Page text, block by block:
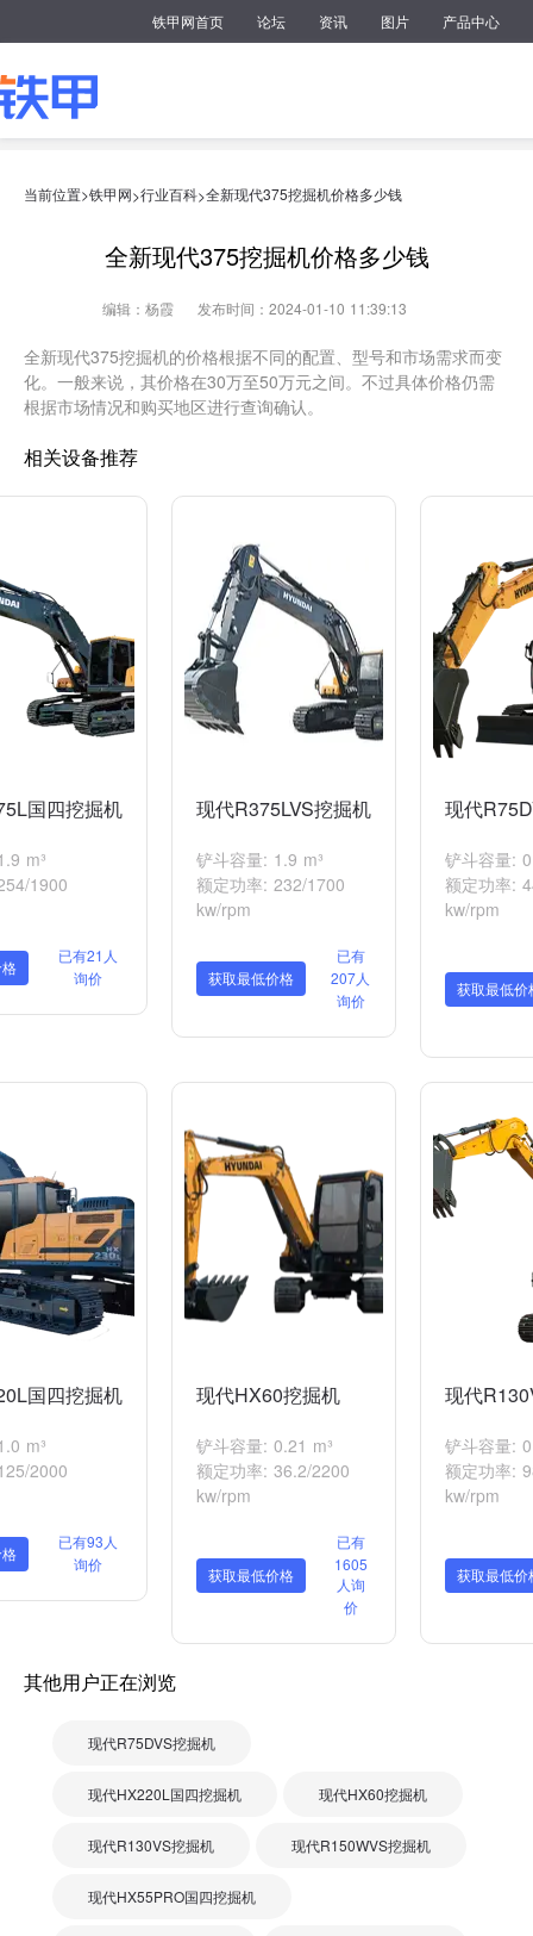
铁甲网首页 论坛 资讯 图片 产品中心
当前位置>铁甲网>行业百科>全新现代375挖掘机价格多少钱
全新现代375挖掘机价格多少钱
编辑：杨霞 发布时间：2024-01-10 11:39:13
全新现代375挖掘机的价格根据不同的配置、型号和市场需求而变
化。一般来说，其价格在30万至50万元之间。不过具体价格仍需
根据市场情况和购买地区进行查询确认。
相关设备推荐
国四挖掘机
m³
1900
已有21人
询价
现代R375LVS挖掘机
铲斗容量: 1.9 m³
额定功率: 232/1700
kw/rpm
获取最低价格
已有
207人
询价
现代
铲斗容量:
额定功率:
kw/rpm
获取最低价
国四挖掘机
m³
2000
已有93人
询价
现代HX60挖掘机
铲斗容量: 0.21 m³
额定功率: 36.2/2200
kw/rpm
获取最低价格
已有
1605
人询
价
现代
铲斗容量:
额定功率:
kw/rpm
获取最低价
其他用户正在浏览
现代R75DVS挖掘机
现代HX220L国四挖掘机 现代HX60挖掘机
现代R130VS挖掘机 现代R150WVS挖掘机
现代HX55PRO国四挖掘机